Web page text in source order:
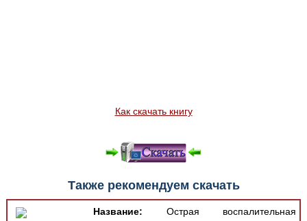
Как скачать книгу
Также рекомендуем скачать
Название: Острая воспалительная